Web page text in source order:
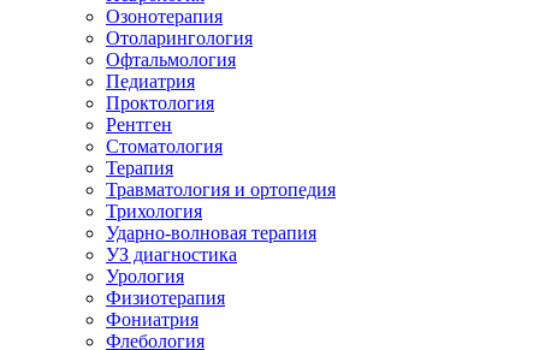
Озонотерапия
Отоларингология
Офтальмология
Педиатрия
Проктология
Рентген
Стоматология
Терапия
Травматология и ортопедия
Трихология
Ударно-волновая терапия
УЗ диагностика
Урология
Физиотерапия
Фониатрия
Флебология